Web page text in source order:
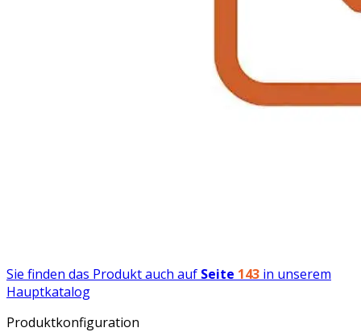
Sie finden das Produkt auch auf Seite 143 in unserem
Hauptkatalog
Produktkonfiguration